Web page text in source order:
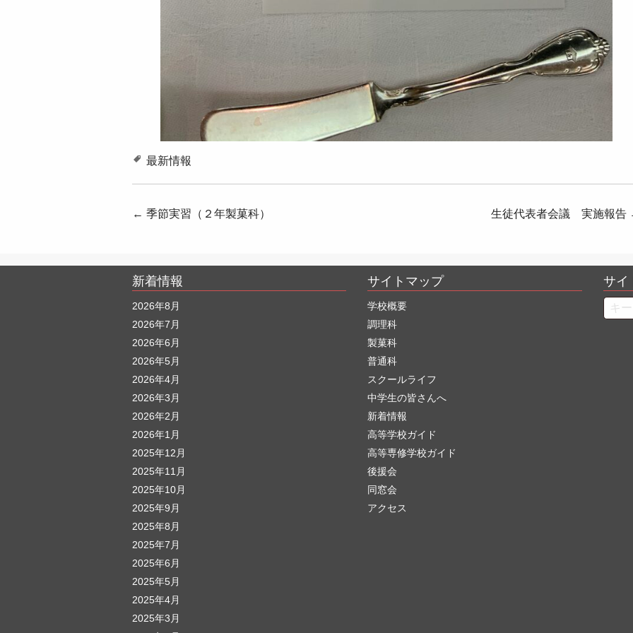
最新情報
投
ナ
ビ
ゲ
ー
シ
ョ
ン
← 季節実習（２年製菓科） 生徒代表者会議 実施報告
新着情報
2026年8月
2026年7月
2026年6月
2026年5月
2026年4月
2026年3月
2026年2月
2026年1月
2025年12月
2025年11月
2025年10月
2025年9月
2025年8月
2025年7月
2025年6月
2025年5月
2025年4月
2025年3月
サイトマップ
学校概要
調理科
製菓科
普通科
スクールライフ
中学生の皆さんへ
新着情報
高等学校ガイド
高等専修学校ガイド
後援会
同窓会
アクセス
サイ
Search